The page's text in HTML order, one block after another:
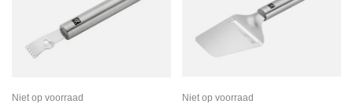
Niet op voorraad Niet op voorraad